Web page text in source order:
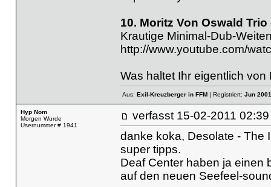
10. Moritz Von Oswald
Krautige Minimal-Dub-
http://www.youtube.com/
Was haltet Ihr eigentlich
Aus: Exil-Kreuzberger in FFM| Registriert: Jun 2001
Hyp Nom
Morgen Wurde
Usernummer # 1941
verfasst 15-02-2011
danke koka, Desolate - The
super tipps.
Deaf Center haben ja einen
auf den neuen Seefeel-